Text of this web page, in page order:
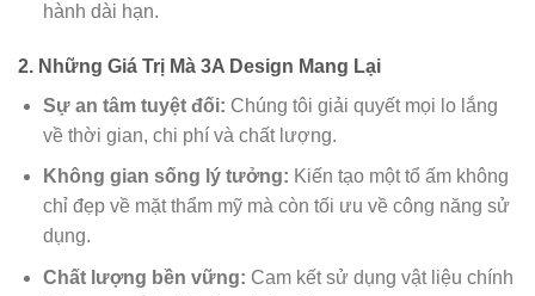
hành dài hạn.
2. Những Giá Trị Mà 3A Design Mang Lại
Sự an tâm tuyệt đối: Chúng tôi giải quyết mọi lo lắng
về thời gian, chi phí và chất lượng.
Không gian sống lý tưởng: Kiến tạo một tổ ấm không
chỉ đẹp về mặt thẩm mỹ mà còn tối ưu về công năng sử
dụng.
Chất lượng bền vững: Cam kết sử dụng vật liệu chính